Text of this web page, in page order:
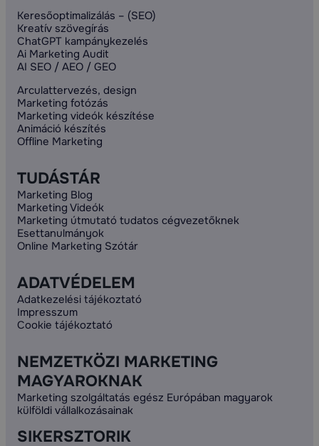
Keresőoptimalizálás – (SEO)
Kreatív szövegírás
ChatGPT kampánykezelés
Ai Marketing Audit
AI SEO / AEO / GEO
Arculattervezés, design
Marketing fotózás
Marketing videók készítése
Animáció készítés
Offline Marketing
TUDÁSTÁR
Marketing Blog
Marketing Videók
Marketing útmutató tudatos cégvezetőknek
Esettanulmányok
Online Marketing Szótár
ADATVÉDELEM
Adatkezelési tájékoztató
Impresszum
Cookie tájékoztató
NEMZETKÖZI MARKETING
MAGYAROKNAK
Marketing szolgáltatás egész Európában magyarok
külföldi vállalkozásainak
SIKERSZTORIK